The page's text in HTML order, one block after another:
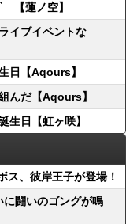
【蓮ノ空】
イブイベントな
日【Aqours】
んだ【Aqours】
生日【虹ヶ咲】
、彼岸王子が登場！
闘いのゴングが鳴